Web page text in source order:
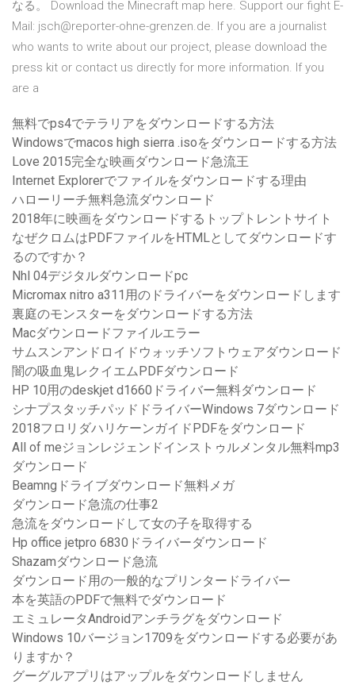
なる。 Download the Minecraft map here. Support our fight E-
Mail: jsch@reporter-ohne-grenzen.de. If you are a journalist
who wants to write about our project, please download the
press kit or contact us directly for more information. If you
are a
無料でps4でテラリアをダウンロードする方法
Windowsでmacos high sierra .isoをダウンロードする方法
Love 2015完全な映画ダウンロード急流王
Internet Explorerでファイルをダウンロードする理由
ハローリーチ無料急流ダウンロード
2018年に映画をダウンロードするトップトレントサイト
なぜクロムはPDFファイルをHTMLとしてダウンロードす
るのですか？
Nhl 04デジタルダウンロードpc
Micromax nitro a311用のドライバーをダウンロードします
裏庭のモンスターをダウンロードする方法
Macダウンロードファイルエラー
サムスンアンドロイドウォッチソフトウェアダウンロード
闇の吸血鬼レクイエムPDFダウンロード
HP 10用のdeskjet d1660ドライバー無料ダウンロード
シナプスタッチパッドドライバーWindows 7ダウンロード
2018フロリダハリケーンガイドPDFをダウンロード
All of meジョンレジェンドインストゥルメンタル無料mp3
ダウンロード
Beamngドライブダウンロード無料メガ
ダウンロード急流の仕事2
急流をダウンロードして女の子を取得する
Hp office jetpro 6830ドライバーダウンロード
Shazamダウンロード急流
ダウンロード用の一般的なプリンタードライバー
本を英語のPDFで無料でダウンロード
エミュレータAndroidアンチラグをダウンロード
Windows 10バージョン1709をダウンロードする必要があ
りますか？
グーグルアプリはアップルをダウンロードしません